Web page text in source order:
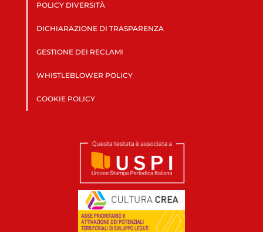
POLICY DIVERSITÀ
DICHIARAZIONE DI TRASPARENZA
GESTIONE DEI RECLAMI
WHISTLEBLOWER POLICY
COOKIE POLICY